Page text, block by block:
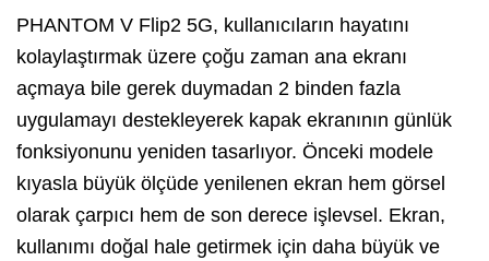
PHANTOM V Flip2 5G, kullanıcıların hayatını
kolaylaştırmak üzere çoğu zaman ana ekranı
açmaya bile gerek duymadan 2 binden fazla
uygulamayı destekleyerek kapak ekranının günlük
fonksiyonunu yeniden tasarlıyor. Önceki modele
kıyasla büyük ölçüde yenilenen ekran hem görsel
olarak çarpıcı hem de son derece işlevsel. Ekran,
kullanımı doğal hale getirmek için daha büyük ve